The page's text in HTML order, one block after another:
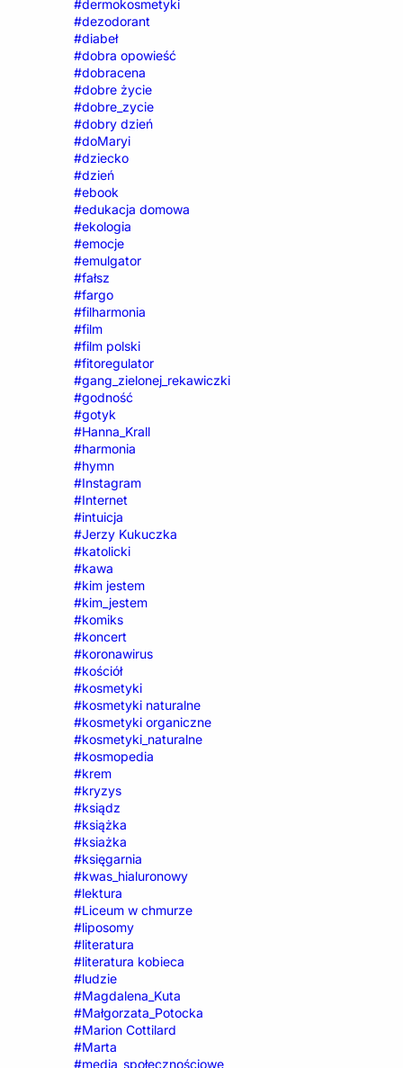
#dermokosmetyki
#dezodorant
#diabeł
#dobra opowieść
#dobracena
#dobre życie
#dobre_zycie
#dobry dzień
#doMaryi
#dziecko
#dzień
#ebook
#edukacja domowa
#ekologia
#emocje
#emulgator
#fałsz
#fargo
#filharmonia
#film
#film polski
#fitoregulator
#gang_zielonej_rekawiczki
#godność
#gotyk
#Hanna_Krall
#harmonia
#hymn
#Instagram
#Internet
#intuicja
#Jerzy Kukuczka
#katolicki
#kawa
#kim jestem
#kim_jestem
#komiks
#koncert
#koronawirus
#kościół
#kosmetyki
#kosmetyki naturalne
#kosmetyki organiczne
#kosmetyki_naturalne
#kosmopedia
#krem
#kryzys
#ksiądz
#książka
#ksiażka
#księgarnia
#kwas_hialuronowy
#lektura
#Liceum w chmurze
#liposomy
#literatura
#literatura kobieca
#ludzie
#Magdalena_Kuta
#Małgorzata_Potocka
#Marion Cottilard
#Marta
#media_społecznościowe